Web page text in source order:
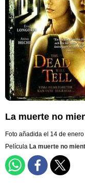
La muerte no
Foto añadida el 14 de
Película La muerte no